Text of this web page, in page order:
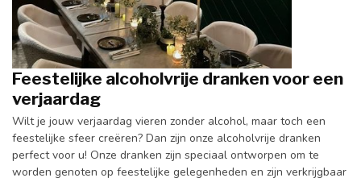
Feestelijke alcoholvrije dranken voor een
verjaardag
Wilt je jouw verjaardag vieren zonder alcohol, maar toch een
feestelijke sfeer creëren? Dan zijn onze alcoholvrije dranken
perfect voor u! Onze dranken zijn speciaal ontworpen om te
worden genoten op feestelijke gelegenheden en zijn verkrijgbaar